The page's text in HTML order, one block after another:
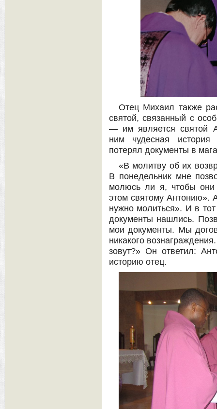
Отец Михаил также
святой, связанный с
— им является святой
ним чудесная
потерял документы в
«В молитву об их
В понедельник мне
молюсь ли я, чтобы
этом святому Антонию».
нужно молиться». И в
документы нашлись.
мои документы. Мы
никакого
зовут?» Он ответил:
историю отец.